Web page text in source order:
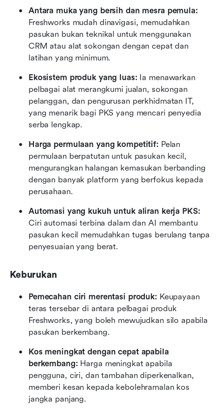
Antara muka yang bersih dan mesra pemula:
Freshworks mudah dinavigasi, memudahkan
pasukan bukan teknikal untuk menggunakan
CRM atau alat sokongan dengan cepat dan
latihan yang minimum.
Ekosistem produk yang luas: Ia menawarkan
pelbagai alat merangkumi jualan, sokongan
pelanggan, dan pengurusan perkhidmatan IT,
yang menarik bagi PKS yang mencari penyedia
serba lengkap.
Harga permulaan yang kompetitif: Pelan
permulaan berpatutan untuk pasukan kecil,
mengurangkan halangan kemasukan berbanding
dengan banyak platform yang berfokus kepada
perusahaan.
Automasi yang kukuh untuk aliran kerja PKS:
Ciri automasi terbina dalam dan AI membantu
pasukan kecil memudahkan tugas berulang tanpa
penyesuaian yang berat.
Keburukan
Pemecahan ciri merentasi produk: Keupayaan
teras tersebar di antara pelbagai produk
Freshworks, yang boleh mewujudkan silo apabila
pasukan berkembang.
Kos meningkat dengan cepat apabila
berkembang: Harga meningkat apabila
pengguna, ciri, dan tambahan diperkenalkan,
memberi kesan kepada kebolehramalan kos
jangka panjang.